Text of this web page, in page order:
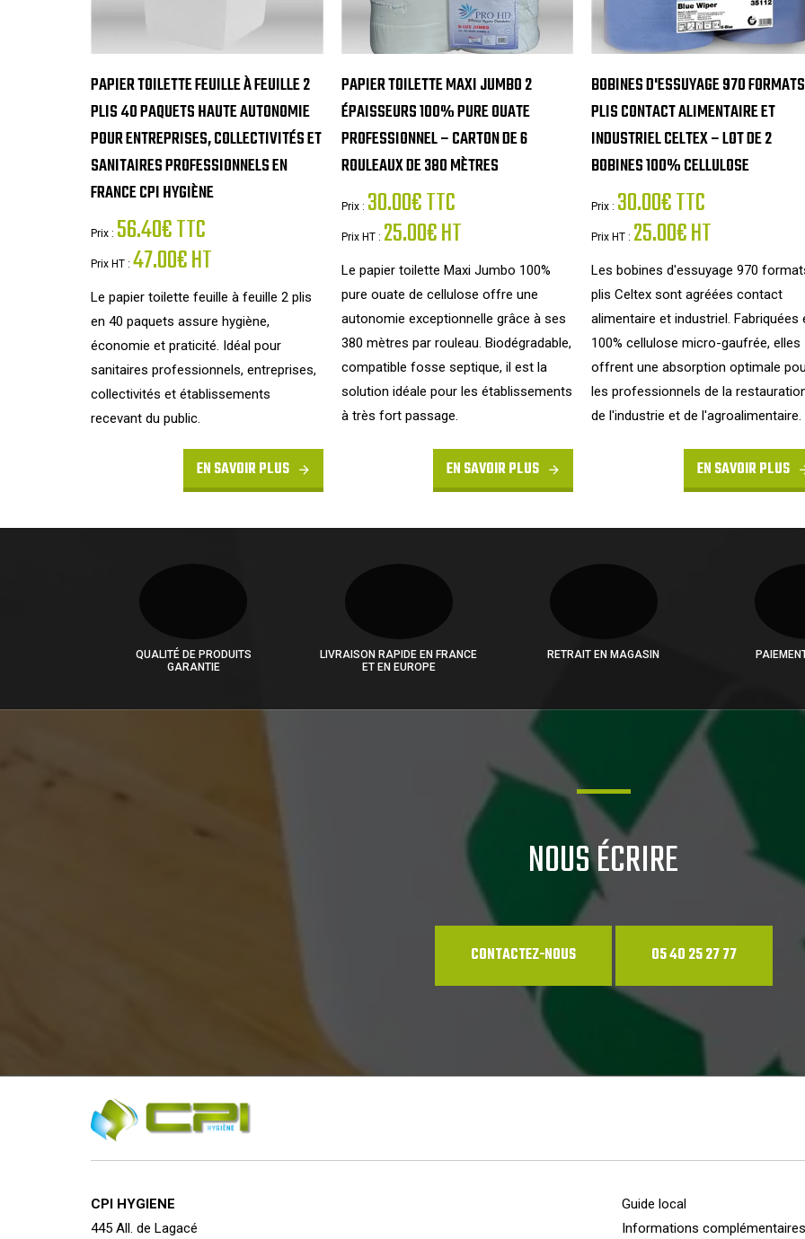
PAPIER TOILETTE FEUILLE À FEUILLE 2
PLIS 40 PAQUETS HAUTE AUTONOMIE
POUR ENTREPRISES, COLLECTIVITÉS ET
SANITAIRES PROFESSIONNELS EN
FRANCE CPI HYGIÈNE
Prix : 56.40€ TTC
Prix HT : 47.00€ HT
Le papier toilette feuille à feuille 2 plis
en 40 paquets assure hygiène,
économie et praticité. Idéal pour
sanitaires professionnels, entreprises,
collectivités et établissements
recevant du public.
EN SAVOIR PLUS
PAPIER TOILETTE MAXI JUMBO 2
ÉPAISSEURS 100% PURE OUATE
PROFESSIONNEL – CARTON DE 6
ROULEAUX DE 380 MÈTRES
Prix : 30.00€ TTC
Prix HT : 25.00€ HT
Le papier toilette Maxi Jumbo 100%
pure ouate de cellulose offre une
autonomie exceptionnelle grâce à ses
380 mètres par rouleau. Biodégradable,
compatible fosse septique, il est la
solution idéale pour les établissements
à très fort passage.
EN SAVOIR PLUS
BOBINES D'ESSUYAGE 970
PLIS CONTACT ALIMENTAIRE ET
INDUSTRIEL CELTEX – LOT DE 2
BOBINES 100% CELLULOSE
Prix : 30.00€ TTC
Prix HT : 25.00€ HT
Les bobines d'essuyage 970
plis Celtex sont agréées contact
alimentaire et industriel. Fabriquées
100% cellulose micro-gaufrée, elles
offrent une absorption optimale
les professionnels de la
de l'industrie et de l'agroalimentaire.
EN SAVOIR PLUS
QUALITÉ DE PRODUITS
GARANTIE
LIVRAISON RAPIDE EN FRANCE
ET EN EUROPE
RETRAIT EN MAGASIN
NOUS ÉCRIRE
CONTACTEZ-NOUS 05 40 25 27 77
CPI HYGIENE
445 All. de Lagacé
Guide local
Informations complémentaires